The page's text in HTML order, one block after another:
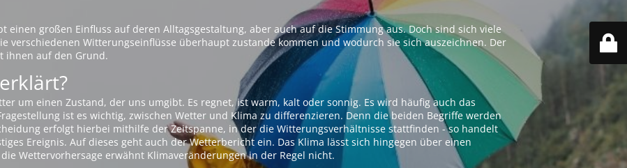
einen großen Einfluss auf deren Alltagsgestaltung, aber auch auf die Stimmung aus. Doch sind sich viele
verschiedenen Witterungseinflüsse überhaupt zustande kommen und wodurch sie sich auszeichnen. Der
ihnen auf den Grund.
um einen Zustand, der uns umgibt. Es regnet, ist warm, kalt oder sonnig. Es wird häufig auch das
ist es wichtig, zwischen Wetter und Klima zu differenzieren. Denn die beiden Begriffe werden
erfolgt hierbei mithilfe der Zeitspanne, in der die Witterungsverhältnisse stattfinden - so handelt
Ereignis. Auf dieses geht auch der Wetterbericht ein. Das Klima lässt sich hingegen über einen
Wettervorhersage erwähnt Klimaveränderungen in der Regel nicht.